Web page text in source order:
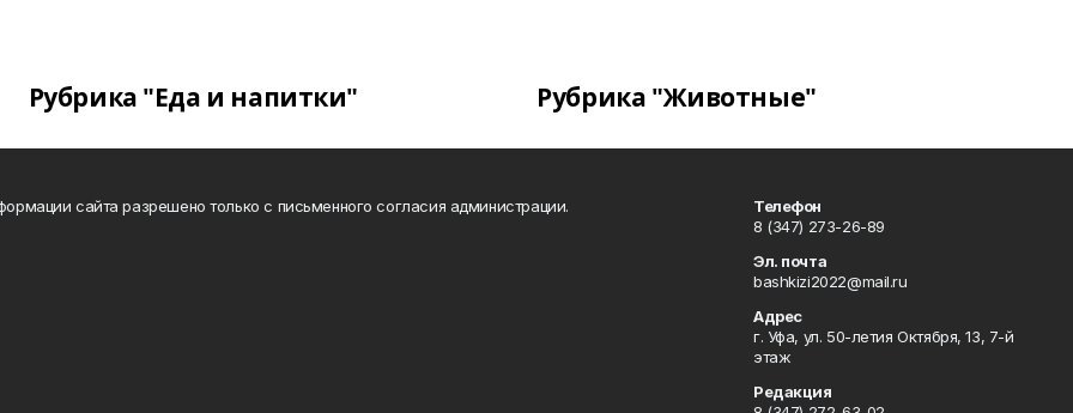
Рубрика "Еда и напитки" Рубрика "Животные"
сайта разрешено только с письменного согласия администрации.
Телефон
8 (347) 273-26-89
Эл. почта
bashkizi2022@mail.ru
Адрес
г. Уфа, ул. 50-летия Октября, 13, 7-й
этаж
Редакция